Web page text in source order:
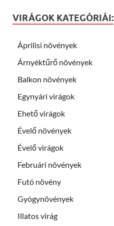
VIRÁGOK KATEGÓRIÁI:
Áprilisi növények
Árnyéktűrő növények
Balkon növények
Egynyári virágok
Ehető virágok
Évelő növények
Évelő virágok
Februári növények
Futó növény
Gyógynövények
Illatos virág